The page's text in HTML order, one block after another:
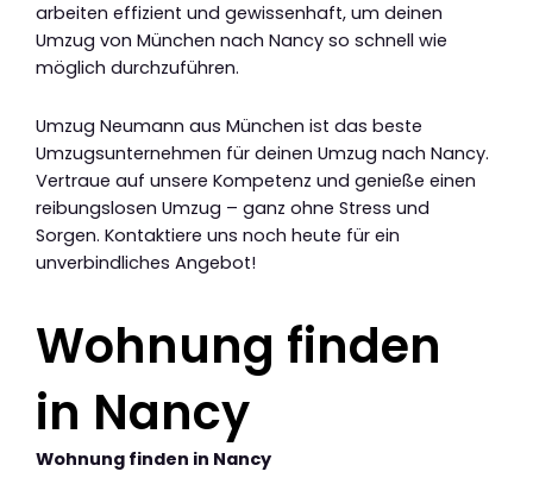
arbeiten effizient und gewissenhaft, um deinen
Umzug von München nach Nancy so schnell wie
möglich durchzuführen.
Umzug Neumann aus München ist das beste
Umzugsunternehmen für deinen Umzug nach Nancy.
Vertraue auf unsere Kompetenz und genieße einen
reibungslosen Umzug – ganz ohne Stress und
Sorgen. Kontaktiere uns noch heute für ein
unverbindliches Angebot!
Wohnung finden
in Nancy
Wohnung finden in Nancy